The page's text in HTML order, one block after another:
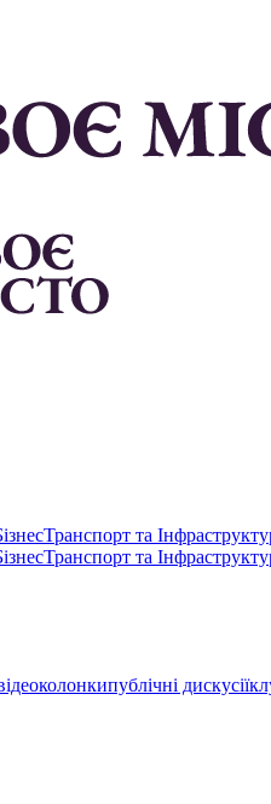
Транспорт та
Транспорт та
колонкипублічні дискусії